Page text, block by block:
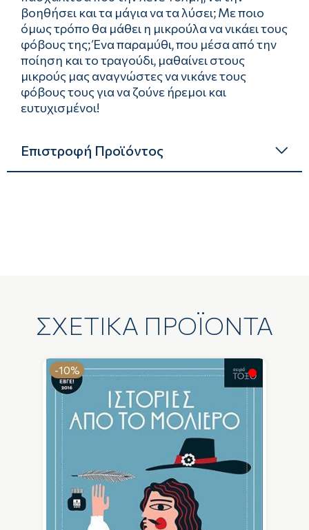
βοηθήσει και τα μάγια να τα λύσει; Με ποιο
όμως τρόπο θα μάθει η μικρούλα να νικάει τους
φόβους της; Ένα παραμύθι, που μέσα από την
ποίηση και το τραγούδι, μαθαίνει στους
μικρούς μας αναγνώστες να νικάνε τους
φόβους τους για να ζούνε ήρεμοι και
ευτυχισμένοι!
Επιστροφή Προϊόντος
ΣΧΕΤΙΚΑ ΠΡΟΪΟΝΤΑ
-10%